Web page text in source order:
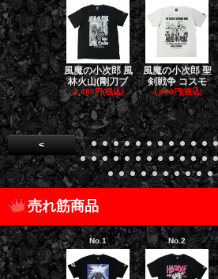
風魔の小次郎 風
林火山(剛刀ブ
4,400円(税込)
風魔の小次郎 聖
剣戦争 コスモ
4,400円(税込)
<
売れ筋商品
No.1 No.2